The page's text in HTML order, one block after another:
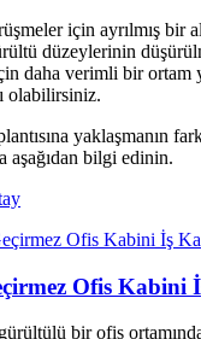
için ayrılmış bir
düzeylerinin
daha verimli bir ortam
olabilirsiniz.
yaklaşmanın
aşağıdan bilgi edinin.
Ofis Kabini
bir ofis